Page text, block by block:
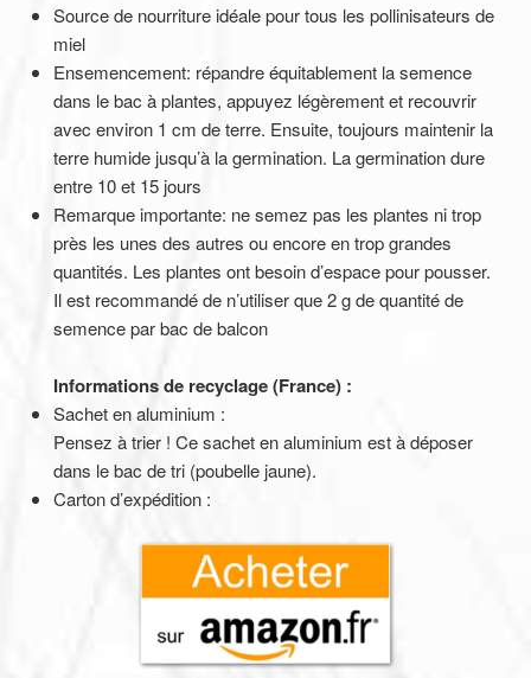
Source de nourriture idéale pour tous les pollinisateurs de
miel
Ensemencement: répandre équitablement la semence
dans le bac à plantes, appuyez légèrement et recouvrir
avec environ 1 cm de terre. Ensuite, toujours maintenir la
terre humide jusqu’à la germination. La germination dure
entre 10 et 15 jours
Remarque importante: ne semez pas les plantes ni trop
près les unes des autres ou encore en trop grandes
quantités. Les plantes ont besoin d’espace pour pousser.
Il est recommandé de n’utiliser que 2 g de quantité de
semence par bac de balcon
Informations de recyclage (France) :
Sachet en aluminium :
Pensez à trier ! Ce sachet en aluminium est à déposer
dans le bac de tri (poubelle jaune).
Carton d’expédition :